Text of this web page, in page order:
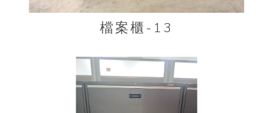
檔案櫃-13